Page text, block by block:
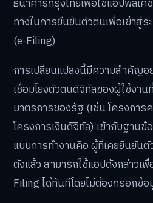
ธนาคารกรุงไทยเพื่อใช้แอปพลิเค
ทางในการยืนยันตัวตนเพื่อเข้าสู่
(e-Filing)
การเปลี่ยนแปลงนี้มีความสำคัญอ
เชื่อมโยงตัวตนดิจิทัลของผู้ใช้งาน
มาตรการของรัฐ (เช่น โครงการ
โครงการเงินดิจิทัล) เข้ากับฐาน
แบบการทำงานคือ ผู้ที่เคยยืนยันตั
ตังแล้ว สามารถใช้แอปดังกล่าวเ
Filing ได้ทันทีโดยไม่ต้องกรอกข้